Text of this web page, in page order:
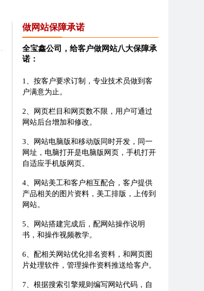
做网站保障承诺
全宝鑫公司，给客户做网站八大保障承
诺：
1、按客户要求订制，专业技术员做到客
户满意为止。
2、网页栏目和网页数不限，用户可通过
网站后台增加和修改。
3、网站电脑版和移动版同时开发，同一
网址，电脑打开是电脑版网页，手机打开
自适应手机版网页。
4、网站美工和客户相互配合，客户提供
产品相关的图片资料，美工排版，上传到
网站。
5、网站搭建完成后，配网站操作说明
书，和操作视频教学。
6、配相关网站优化排名资料，和网页图
片处理软件，管理操作资料推送给客户。
7、根据搜索引擎规则编写网站代码，自